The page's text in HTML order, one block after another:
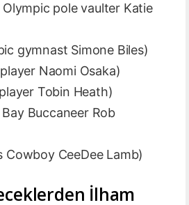
pole vaulter Katie
gymnast Simone Biles)
Naomi Osaka)
Tobin Heath)
Buccaneer Rob
Cowboy CeeDee Lamb)
İlham